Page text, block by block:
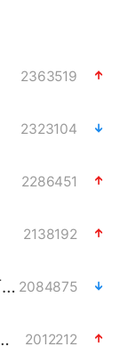
2363519
2323104
2286451
2138192
SK海力士回应“或出售重庆工厂”传闻 2084875
！凶手被执行死刑 2012212